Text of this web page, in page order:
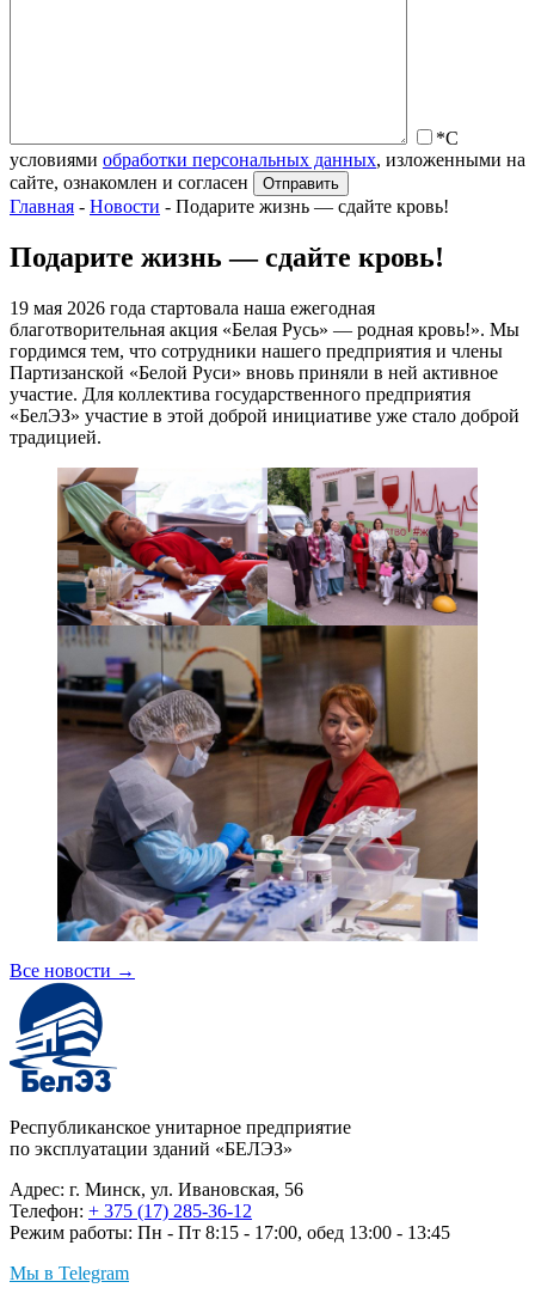
*С
условиями обработки персональных данных, изложенными на
сайте, ознакомлен и согласен
Главная - Новости - Подарите жизнь — сдайте кровь!
Подарите жизнь — сдайте кровь!
19 мая 2026 года стартовала наша ежегодная
благотворительная акция «Белая Русь» — родная кровь!». Мы
гордимся тем, что сотрудники нашего предприятия и члены
Партизанской «Белой Руси» вновь приняли в ней активное
участие. Для коллектива государственного предприятия
«БелЭЗ» участие в этой доброй инициативе уже стало доброй
традицией.
Все новости →
Республиканское унитарное предприятие
по эксплуатации зданий «БЕЛЭЗ»
Адрес: г. Минск, ул. Ивановская, 56
Телефон: + 375 (17) 285-36-12
Режим работы: Пн - Пт 8:15 - 17:00, обед 13:00 - 13:45
Мы в Telegram